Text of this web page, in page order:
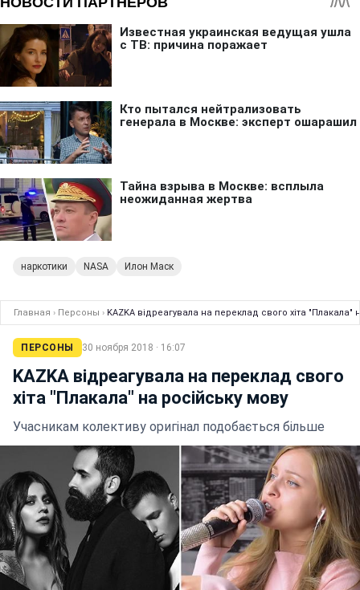
наркотики NASA Илон Маск
Главная › Персоны › KAZKA відреагувала на переклад свого хіта "Плакала"
ПЕРСОНЫ 30 ноября 2018 · 16:07
KAZKA відреагувала на переклад свого
хіта "Плакала" на російську мову
Учасникам колективу оригінал подобається більше